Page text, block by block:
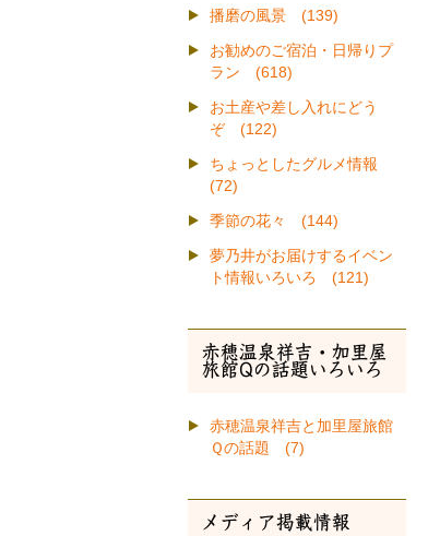
播磨の風景 (139)
お勧めのご宿泊・日帰りプ
ラン (618)
お土産や差し入れにどう
ぞ (122)
ちょっとしたグルメ情報
(72)
季節の花々 (144)
夢乃井がお届けするイベン
ト情報いろいろ (121)
赤穂温泉祥吉・加里屋
旅館Qの話題いろいろ
赤穂温泉祥吉と加里屋旅館
Ｑの話題 (7)
メディア掲載情報